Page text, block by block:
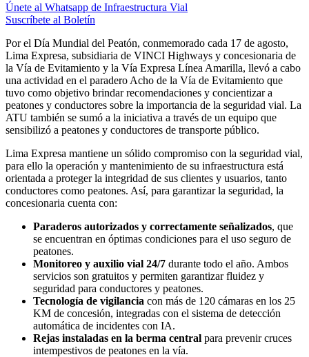
Únete al Whatsapp de Infraestructura Vial
Suscríbete al Boletín
Por el Día Mundial del Peatón, conmemorado cada 17 de agosto,
Lima Expresa, subsidiaria de VINCI Highways y concesionaria de
la Vía de Evitamiento y la Vía Expresa Línea Amarilla, llevó a cabo
una actividad en el paradero Acho de la Vía de Evitamiento que
tuvo como objetivo brindar recomendaciones y concientizar a
peatones y conductores sobre la importancia de la seguridad vial. La
ATU también se sumó a la iniciativa a través de un equipo que
sensibilizó a peatones y conductores de transporte público.
Lima Expresa mantiene un sólido compromiso con la seguridad vial,
para ello la operación y mantenimiento de su infraestructura está
orientada a proteger la integridad de sus clientes y usuarios, tanto
conductores como peatones. Así, para garantizar la seguridad, la
concesionaria cuenta con:
Paraderos autorizados y correctamente señalizados, que
se encuentran en óptimas condiciones para el uso seguro de
peatones.
Monitoreo y auxilio vial 24/7 durante todo el año. Ambos
servicios son gratuitos y permiten garantizar fluidez y
seguridad para conductores y peatones.
Tecnología de vigilancia con más de 120 cámaras en los 25
KM de concesión, integradas con el sistema de detección
automática de incidentes con IA.
Rejas instaladas en la berma central para prevenir cruces
intempestivos de peatones en la vía.